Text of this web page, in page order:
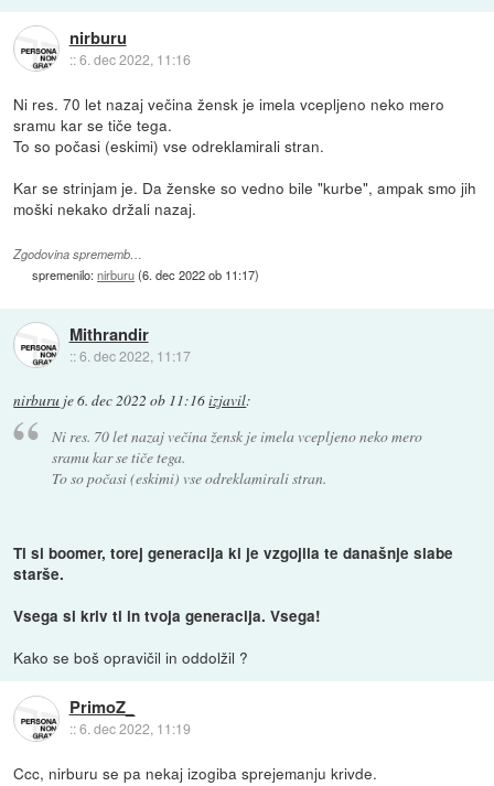
nirburu
::6. dec 2022, 11:16
Ni res. 70 let nazaj večina žensk je imela vcepljeno neko mero
sramu kar se tiče tega.
To so počasi (eskimi) vse odreklamirali stran.
Kar se strinjam je. Da ženske so vedno bile "kurbe", ampak smo jih
moški nekako držali nazaj.
Zgodovina sprememb…
spremenilo:nirburu(6. dec 2022 ob 11:17)
Mithrandir
::6. dec 2022, 11:17
nirburu je6. dec 2022 ob 11:16izjavil:
Ni res. 70 let nazaj večina žensk je imela vcepljeno neko mero
sramu kar se tiče tega.
To so počasi (eskimi) vse odreklamirali stran.
Ti si boomer, torej generacija ki je vzgojila te današnje slabe
starše.
Vsega si kriv ti in tvoja generacija. Vsega!
Kako se boš opravičil in oddolžil ?
PrimoZ_
::6. dec 2022, 11:19
Ccc, nirburu se pa nekaj izogiba sprejemanju krivde.